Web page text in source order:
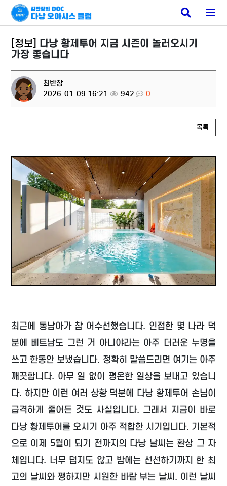
검
색
튼
메
뉴
다낭 밤문화
[정보] 다낭 황제투어 지금 시즌이 놀러오시기
가장 좋습니다
최반장
2026-01-09 16:21
942 0
목록
최근에 동남아가 참 어수선했습니다. 인접한 몇 나라 덕
분에 베트남도 그런 거 아니야라는 아주 더러운 누명을
쓰고 한동안 보냈습니다. 정확히 말씀드리면 여기는 아주
깨끗합니다. 아무 일 없이 평온한 일상을 보내고 있습니
다. 하지만 이런 여러 상황 덕분에 다낭 황제투어 손님이
급격하게 줄어든 것도 사실입니다. 그래서 지금이 바로
다낭 황제투어를 오시기 아주 적합한 시기입니다. 기본적
으로 이제 5월이 되기 전까지의 다낭 날씨는 환상 그 자
체입니다. 너무 덥지도 않고 밤에는 선선하기까지 한 최
고의 날씨와 쨍하지만 시원한 바람 부는 날씨. 이런 날씨